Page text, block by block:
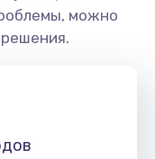
можно